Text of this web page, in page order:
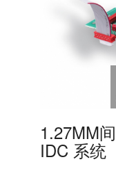
1.27MM
IDC 系统